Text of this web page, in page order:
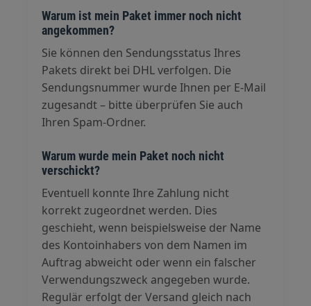
Warum ist mein Paket immer noch nicht
angekommen?
Sie können den Sendungsstatus Ihres
Pakets direkt bei DHL verfolgen. Die
Sendungsnummer wurde Ihnen per E-Mail
zugesandt – bitte überprüfen Sie auch
Ihren Spam-Ordner.
Warum wurde mein Paket noch nicht
verschickt?
Eventuell konnte Ihre Zahlung nicht
korrekt zugeordnet werden. Dies
geschieht, wenn beispielsweise der Name
des Kontoinhabers von dem Namen im
Auftrag abweicht oder wenn ein falscher
Verwendungszweck angegeben wurde.
Regulär erfolgt der Versand gleich nach